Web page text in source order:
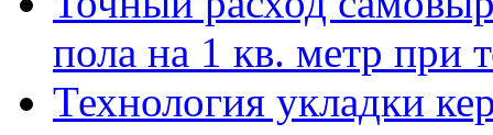
пола на 1 кв. метр при
Технология укладки